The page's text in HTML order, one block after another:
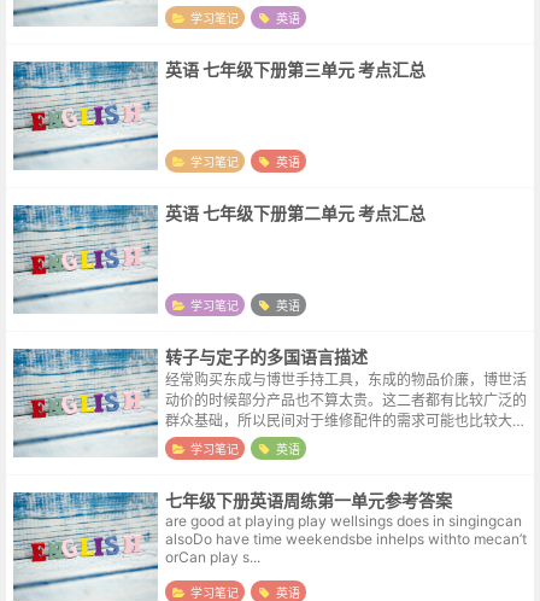
学习笔记 英语
英语 七年级下册第三单元 考点汇总
学习笔记 英语
英语 七年级下册第二单元 考点汇总
学习笔记 英语
转子与定子的多国语言描述
经常购买东成与博世手持工具，东成的物品价廉，博世活
动价的时候部分产品也不算太贵。这二者都有比较广泛的
群众基础，所以民间对于维修配件的需求可能也比较大。
淘宝随便一搜，就能找到一堆销售配件的卖家。刚买了一
副适用于博世角磨机的转定子，在标签...
学习笔记 英语
七年级下册英语周练第一单元参考答案
are good at playing play wellsings does in singingcan
alsoDo have time weekendsbe inhelps withto mecan’t
orCan play s...
学习笔记 英语